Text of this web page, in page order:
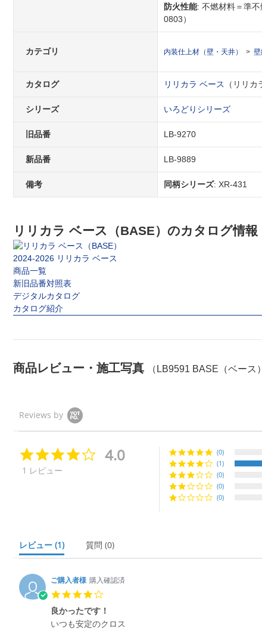
防火性能: 不燃材料＝準
0803）
カテゴリ 内装仕上材（壁・天井） 壁
カタログ リリカラ ベース （リリ
シリーズ いろどりシリーズ
旧品番 LB-9270
新品番 LB-9889
備考 同柄シリーズ: XR-431
リリカラ ベース（BASE）のカタログ情報
2024-2026 リリカラ ベース
商品一覧
新旧品番対照表
デジタルカタログ
カタログ紹介
商品レビュー・施工写真 （LB9591 BASE（ベース
Reviews by
i
n
g
4.0
1 レビュー
(0)
(1)
(0)
(0)
(0)
レビュー (1) 質問 (0)
ご購入者様 購入確認済
s
t
良かったです！
R
rいつも安定のクロス